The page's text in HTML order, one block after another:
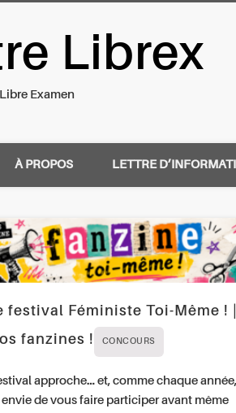
Examen
Librex
Examen
À PROPOS LETTRE
festival Féministe Toi-Même !
fanzines !
CONCOURS
approche… et, comme chaque année,
envie de vous faire participer avant même